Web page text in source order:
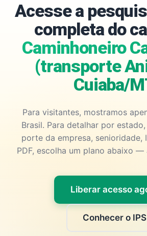
Acesse a
completa do
Caminhoneiro
(transporte
Cuiaba/
Para visitantes, mostramos
Brasil. Para detalhar por
porte da empresa, senioridade,
PDF, escolha um plano abaixo —
Liberar acesso
Conhecer o IPS